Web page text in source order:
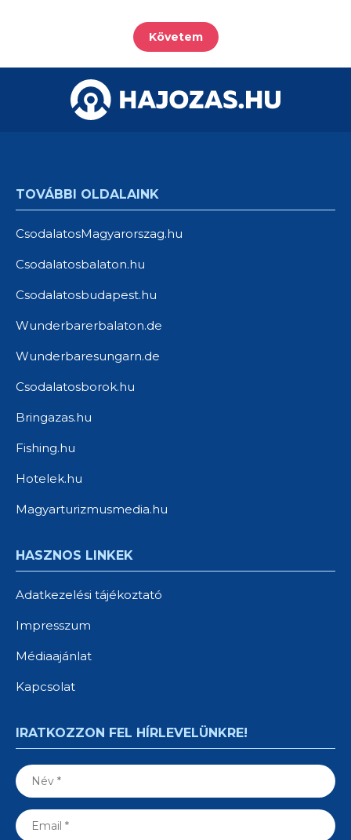
Követem
TOVÁBBI OLDALAINK
CsodalatosMagyarorszag.hu
Csodalatosbalaton.hu
Csodalatosbudapest.hu
Wunderbarerbalaton.de
Wunderbaresungarn.de
Csodalatosborok.hu
Bringazas.hu
Fishing.hu
Hotelek.hu
Magyarturizmusmedia.hu
HASZNOS LINKEK
Adatkezelési tájékoztató
Impresszum
Médiaajánlat
Kapcsolat
IRATKOZZON FEL HÍRLEVELÜNKRE!